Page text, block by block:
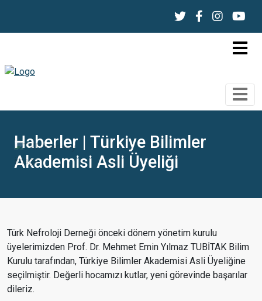
Haberler | Türkiye Bilimler
Akademisi Asli Üyeliği
Türk Nefroloji Derneği önceki dönem yönetim kurulu
üyelerimizden Prof. Dr. Mehmet Emin Yılmaz TUBİTAK Bilim
Kurulu tarafından, Türkiye Bilimler Akademisi Asli Üyeliğine
seçilmiştir. Değerli hocamızı kutlar, yeni görevinde başarılar
dileriz.